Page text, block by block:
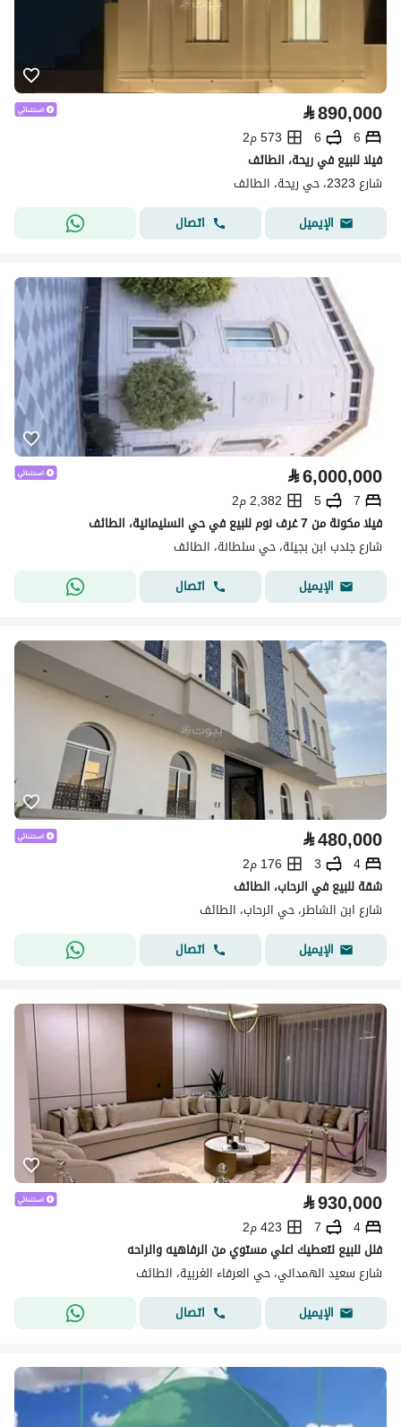
⃁890,000
6
6
573 م2
فيلا للبيع في ريحة، الطائف
شارع 2323، حي ريحة، الطائف
الإيميل
اتصال
⃁6,000,000
7
5
2,382 م2
فيلا مكونة من 7 غرف نوم للبيع في حي السليمانية، الطائف
شارع جندب ابن بجيلة، حي سلطانة، الطائف
الإيميل
اتصال
⃁480,000
4
3
176 م2
شقة للبيع في الرحاب، الطائف
شارع ابن الشاطر، حي الرحاب، الطائف
الإيميل
اتصال
⃁930,000
4
7
423 م2
فلل للبيع لتعطيك اعلي مستوي من الرفاهيه والراحه
شارع سعيد الهمداني، حي العرفاء الغربية، الطائف
الإيميل
اتصال